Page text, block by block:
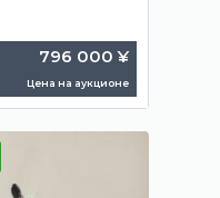
796 000 ¥
Цена на аукционе